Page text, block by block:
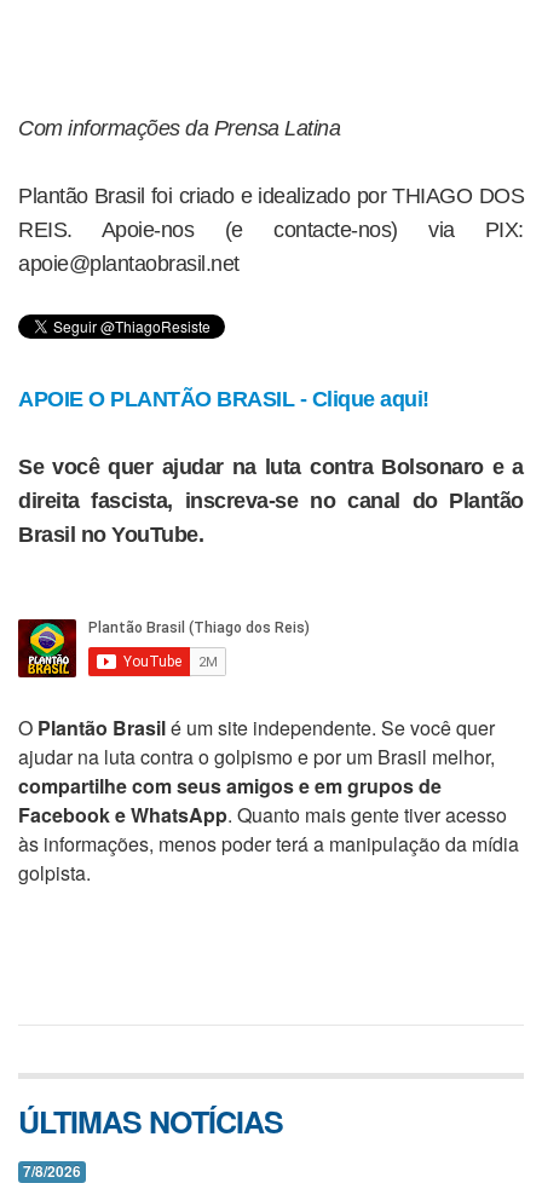
Com informações da Prensa Latina
Plantão Brasil foi criado e idealizado por THIAGO DOS
REIS. Apoie-nos (e contacte-nos) via PIX:
apoie@plantaobrasil.net
APOIE O PLANTÃO BRASIL - Clique aqui!
Se você quer ajudar na luta contra Bolsonaro e a
direita fascista, inscreva-se no canal do Plantão
Brasil no YouTube.
O Plantão Brasilé um site independente. Se você quer
ajudar na luta contra o golpismo e por um Brasil melhor,
compartilhe com seus amigos e em grupos de
Facebook e WhatsApp. Quanto mais gente tiver acesso
às informações, menos poder terá a manipulação da mídia
golpista.
ÚLTIMAS NOTÍCIAS
7/8/2026